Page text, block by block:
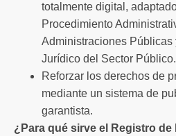
totalmente digital,
Procedimiento
Administraciones Públicas
Jurídico del Sector Público.
Reforzar los derechos de
mediante un sistema de
garantista.
¿Para qué sirve el Registro